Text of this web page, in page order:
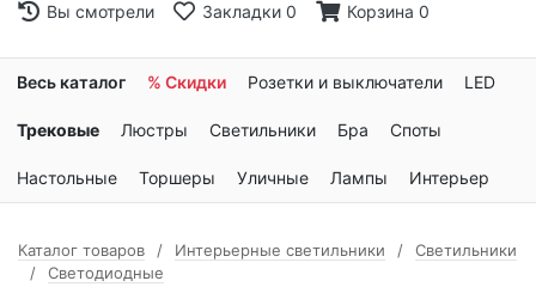
Вы смотрели Закладки 0 Корзина 0
Весь каталог % Скидки Розетки и выключатели LED
Трековые Люстры Светильники Бра Споты
Настольные Торшеры Уличные Лампы Интерьер
Каталог товаров Интерьерные светильники
Светильники
Светодиодные